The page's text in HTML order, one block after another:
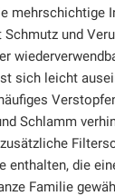
mehrschichtige
und
sich leicht
Schlamm
enthalten, die
Familie